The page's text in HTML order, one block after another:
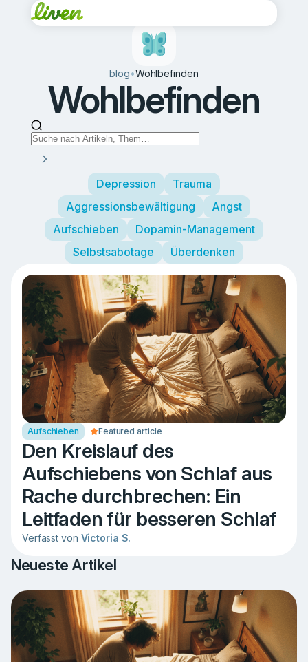
blog•Wohlbefinden
Wohlbefinden
Depression
Trauma
Aggressionsbewältigung
Angst
Aufschieben
Dopamin-Management
Selbstsabotage
Überdenken
Aufschieben Featured article
Den Kreislauf des
Aufschiebens von Schlaf aus
Rache durchbrechen: Ein
Leitfaden für besseren Schlaf
Verfasst von Victoria S.
Neueste Artikel